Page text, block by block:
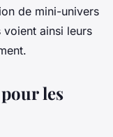
de mini-univers
ainsi leurs
les